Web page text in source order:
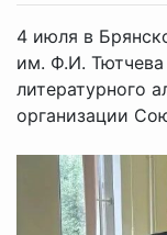
4 июля в
им. Ф.И. Тютчева
литературного
организации